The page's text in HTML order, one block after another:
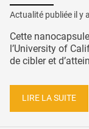
Actualité publiée il y a
Cette
l’University of
de cibler et
LIRE LA SUITE